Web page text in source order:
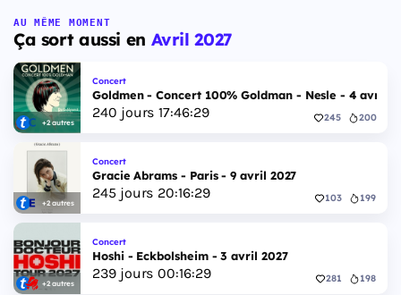
AU MÊME MOMENT
Ça sort aussi en Avril 2027
+2 autres
Concert
Goldmen - Concert 100% Goldman - Nesle - 4 avril
240 jours 17:46:28 245 200
+2 autres
Concert
Gracie Abrams - Paris - 9 avril 2027
245 jours 20:16:28 103 199
+2 autres
Concert
Hoshi - Eckbolsheim - 3 avril 2027
239jours 00:16:28 281 198